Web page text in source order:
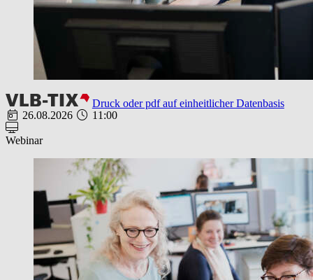
Druck oder pdf auf einheitlicher Datenbasis
26.08.2026
11:00
Webinar